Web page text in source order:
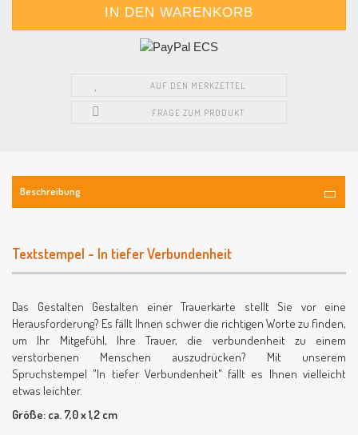
AUF DEN MERKZETTEL
FRAGE ZUM PRODUKT
Beschreibung
Textstempel - In tiefer Verbundenheit
Das Gestalten Gestalten einer Trauerkarte stellt Sie vor eine
Herausforderung? Es fällt Ihnen schwer die richtigen Worte zu finden,
um Ihr Mitgefühl, Ihre Trauer, die verbundenheit zu einem
verstorbenen Menschen auszudrücken? Mit unserem
Spruchstempel "In tiefer Verbundenheit" fällt es Ihnen vielleicht
etwas leichter.
Größe: ca. 7,0 x 1,2 cm